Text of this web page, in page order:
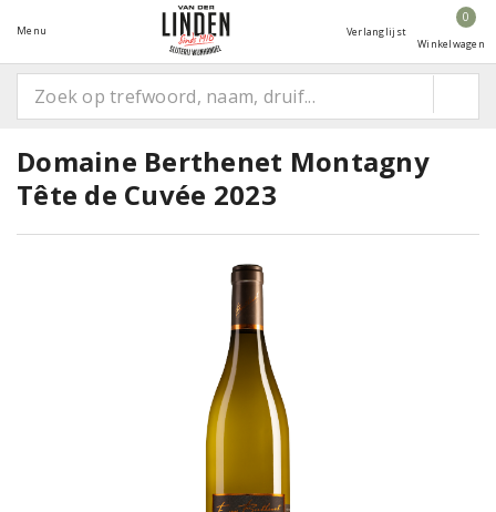
Menu Verlanglijst
0
Winkelwagen
Domaine Berthenet Montagny
Tête de Cuvée 2023